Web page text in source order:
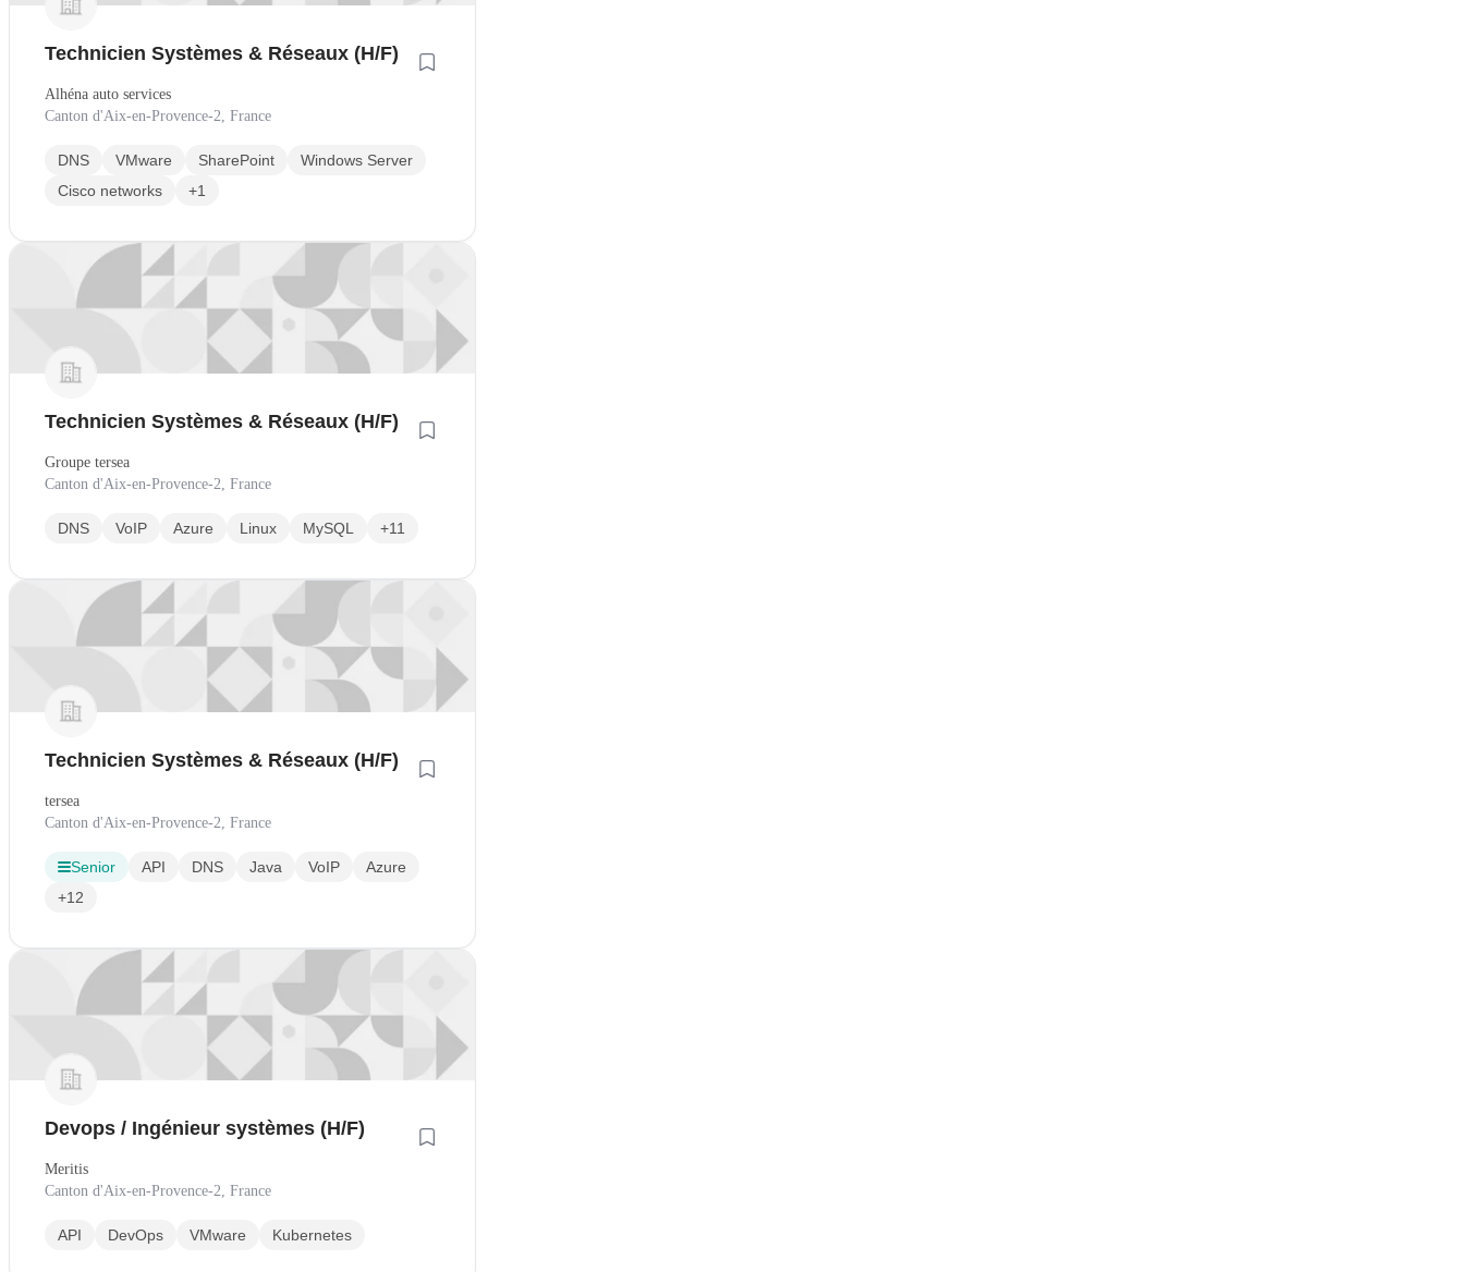
Technicien Systèmes & Réseaux (H/F)
Alhéna auto services
Canton d'Aix-en-Provence-2, France
DNS VMware SharePoint
Windows Server
Cisco networks
+1
Technicien Systèmes & Réseaux (H/F)
Groupe tersea
Canton d'Aix-en-Provence-2, France
DNS VoIP Azure Linux MySQL +11
Technicien Systèmes & Réseaux (H/F)
tersea
Canton d'Aix-en-Provence-2, France
Senior API DNS Java VoIP
Azure
+12
Devops / Ingénieur systèmes (H/F)
Meritis
Canton d'Aix-en-Provence-2, France
API DevOps VMware Kubernetes